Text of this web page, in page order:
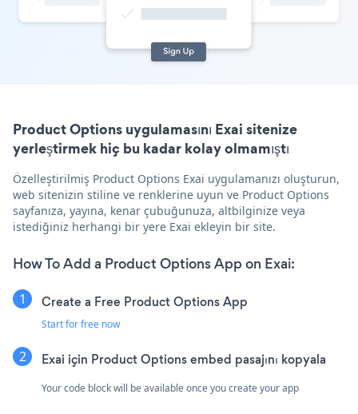
Product Options uygulamasını Exai sitenize
yerleştirmek hiç bu kadar kolay olmamıştı
Özelleştirilmiş Product Options Exai uygulamanızı oluşturun,
web sitenizin stiline ve renklerine uyun ve Product Options
sayfanıza, yayına, kenar çubuğunuza, altbilginize veya
istediğiniz herhangi bir yere Exai ekleyin bir site.
How To Add a Product Options App on Exai:
Create a Free Product Options App
Start for free now
Exai için Product Options embed pasajını kopyala
Your code block will be available once you create your app